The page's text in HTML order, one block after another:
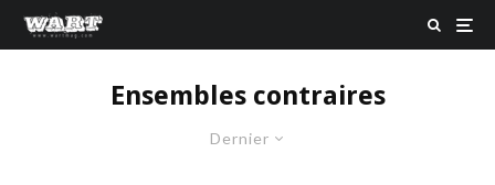
Ensembles contraires
Dernier